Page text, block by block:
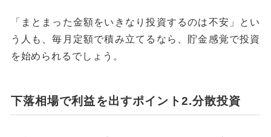
「まとまった金額をいきなり投資するのは不安」とい
う人も、毎月定額で積み立てるなら、貯金感覚で投資
を始められるでしょう。
下落相場で利益を出すポイント2.分散投資